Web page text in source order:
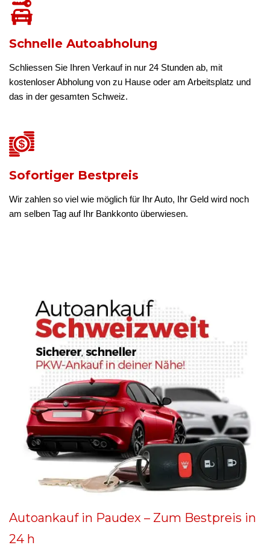
Schnelle Autoabholung
Schliessen Sie Ihren Verkauf in nur 24 Stunden ab, mit
kostenloser Abholung von zu Hause oder am Arbeitsplatz und
das in der gesamten Schweiz.
Sofortiger Bestpreis
Wir zahlen so viel wie möglich für Ihr Auto, Ihr Geld wird noch
am selben Tag auf Ihr Bankkonto überwiesen.
Autoankauf in Paudex – Zum Bestpreis in
24 h